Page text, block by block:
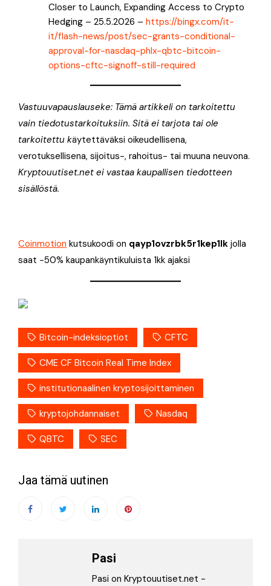
Closer to Launch, Expanding Access to Crypto
Hedging – 25.5.2026 – https://bingx.com/it-
it/flash-news/post/sec-grants-conditional-
approval-for-nasdaq-phlx-qbtc-bitcoin-
options-cftc-signoff-still-required
Vastuuvapauslauseke: Tämä artikkeli on tarkoitettu
vain tiedotustarkoituksiin. Sitä ei tarjota tai ole
tarkoitettu käytettäväksi oikeudellisena,
verotuksellisena, sijoitus-, rahoitus- tai muuna neuvona.
Kryptouutiset.net ei vastaa kaupallisen tiedotteen
sisällöstä.
Coinmotion kutsukoodi on qayp1ovzrbk5r1kep1lk jolla
saat -50% kaupankäyntikuluista 1kk ajaksi
Bitcoin-indeksioptiot CFTC
CME CF Bitcoin Real Time Index
institutionaalinen kryptosijoittaminen
kryptojohdannaiset Nasdaq
QBTC SEC
Jaa tämä uutinen
Pasi
Pasi on Kryptouutiset.net -